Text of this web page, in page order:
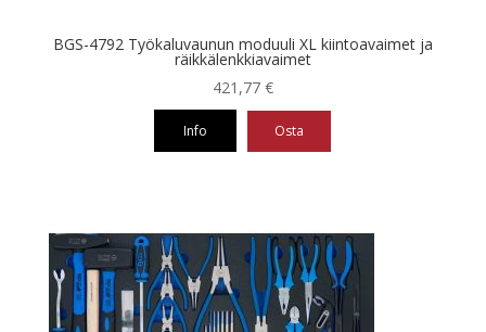
BGS-4792 Työkaluvaunun moduuli XL kiintoavaimet ja
räikkälenkkiavaimet
421,77 €
Info Osta